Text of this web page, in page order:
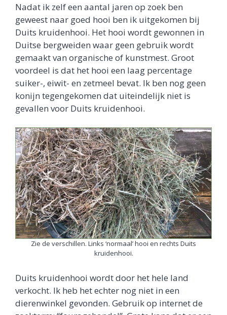
Nadat ik zelf een aantal jaren op zoek ben
geweest naar goed hooi ben ik uitgekomen bij
Duits kruidenhooi. Het hooi wordt gewonnen in
Duitse bergweiden waar geen gebruik wordt
gemaakt van organische of kunstmest. Groot
voordeel is dat het hooi een laag percentage
suiker-, eiwit- en zetmeel bevat. Ik ben nog geen
konijn tegengekomen dat uiteindelijk niet is
gevallen voor Duits kruidenhooi.
Zie de verschillen. Links ‘normaal’ hooi en rechts Duits
kruidenhooi.
Duits kruidenhooi wordt door het hele land
verkocht. Ik heb het echter nog niet in een
dierenwinkel gevonden. Gebruik op internet de